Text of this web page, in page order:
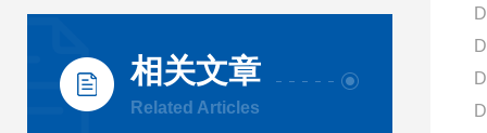
相关文章
Related Articles